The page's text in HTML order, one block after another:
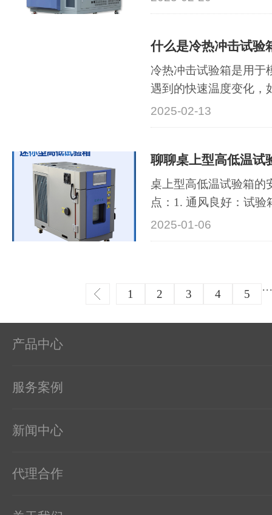
养除了定期的清洗外，
动。由于试验箱在运行
长期以往可能···
什么是冷热冲击试验
冷热冲击试验箱是用于
遇到的快速温度变化，
候条件下的使用情况评
的可靠性和耐用性。在
起聊聊它的定义和意义
冲击试验箱内···
2025-02-13
聊聊桌上型高低温试
桌上型高低温试验箱的
点：1. 通风良好：试
的地方，以保持设备内
安装环境通风较差，应
尘：试验箱应远···
2025-01-06
1 2 3 4 5 ···
产品中心
服务案例
新闻中心
代理合作